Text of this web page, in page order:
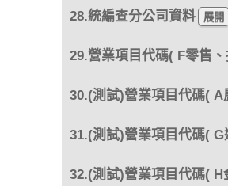
28.統編查分公司資料
29.營業項目代碼( F零售
30.(測試)營業項目代碼(
31.(測試)營業項目代碼(
32.(測試)營業項目代碼(